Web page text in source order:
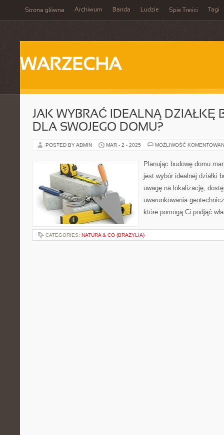
Strona główna Archiwum Banda Ludzie Spis Treści Tagi
WARZECHA
JAK WYBRAĆ IDEALNĄ DZIAŁKĘ
DLA SWOJEGO DOMU?
POSTED BY ADMIN MAR - 2 - 2025 MOŻLIWOŚĆ
Planując budowę domu
jest wybór idealnej działki
uwagę na lokalizację,
uwarunkowania
które pomogą Ci podjąć
CATEGORIES: NATURA & CO (BRAZYLIA)